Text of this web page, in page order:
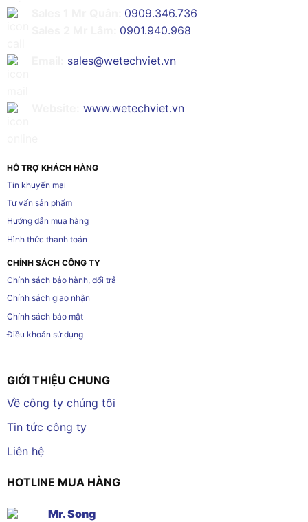
0909.346.736
0901.940.968
sales@wetechviet.vn
www.wetechviet.vn
HỖ TRỢ KHÁCH HÀNG
Tin khuyến mại
Tư vấn sản phẩm
Hướng dẫn mua hàng
Hình thức thanh toán
CHÍNH SÁCH CÔNG TY
Chính sách bảo hành, đổi trả
Chính sách giao nhận
Chính sách bảo mật
Điều khoản sử dụng
GIỚI THIỆU CHUNG
Về công ty chúng tôi
Tin tức công ty
Liên hệ
HOTLINE MUA HÀNG
Mr. Song